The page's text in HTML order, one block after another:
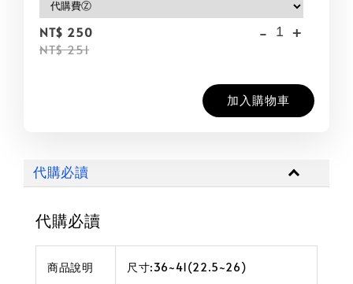
NT$ 250
NT$ 251
- +
加入購物車
代購必讀
代購必讀
商品說明 尺寸:36~41(22.5~26)